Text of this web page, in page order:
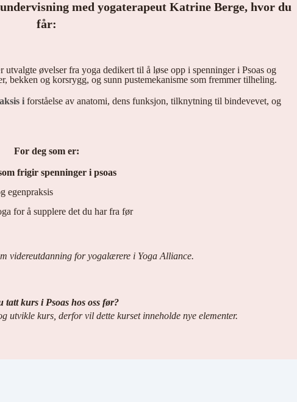
med yogaterapeut Katrine Berge, hvor du
får:
utvalgte øvelser fra yoga dedikert til å løse opp i spenninger i Psoas og
bekken og korsrygg, og sunn pustemekanisme som fremmer tilheling.
i forståelse av anatomi, dens funksjon, tilknytning til bindevevet, og
For deg som er:
frigir spenninger i psoas
egenpraksis
for å supplere det du har fra før
videreutdanning for yogalærere i Yoga Alliance.
tatt kurs i Psoas hos oss før?
utvikle kurs, derfor vil dette kurset inneholde nye elementer.